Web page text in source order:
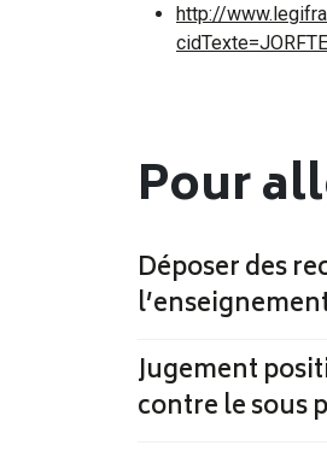
http://
Pour
Déposer des
Jugement
contre le sous